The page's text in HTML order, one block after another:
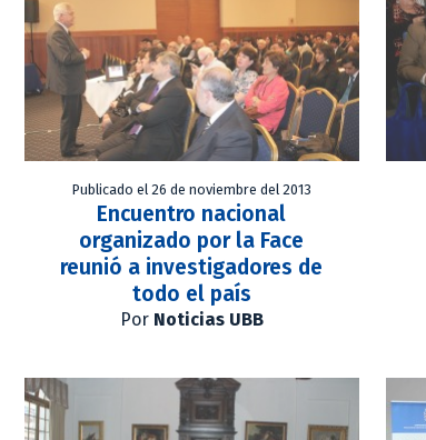
Publicado el 26 de noviembre del 2013
Encuentro nacional
organizado por la Face
reunió a investigadores de
todo el país
Por Noticias UBB